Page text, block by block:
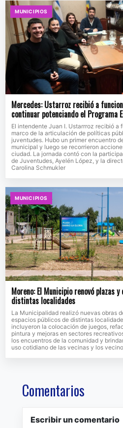
MUNICIPIOS
Mercedes: Ustarroz recibió a
continuar potenciando el Programa
El intendente Juan I. Ustarrroz recibió a
marco de la articulación de políticas
juventudes. Hubo un primer encuentro
municipal y luego se recorrieron
ciudad. La jornada contó con la
de Juventudes, Ayelén López, y la
Carolina Schmukler
MUNICIPIOS
Moreno: El Municipio renovó plazas
distintas localidades
La Municipalidad realizó nuevas obras
espacios públicos de distintas
incluyeron la colocación de juegos,
pintura y mejoras en sectores
los encuentros de la comunidad y
uso cotidiano de las vecinas y los
Comentarios
Escribir un comentario